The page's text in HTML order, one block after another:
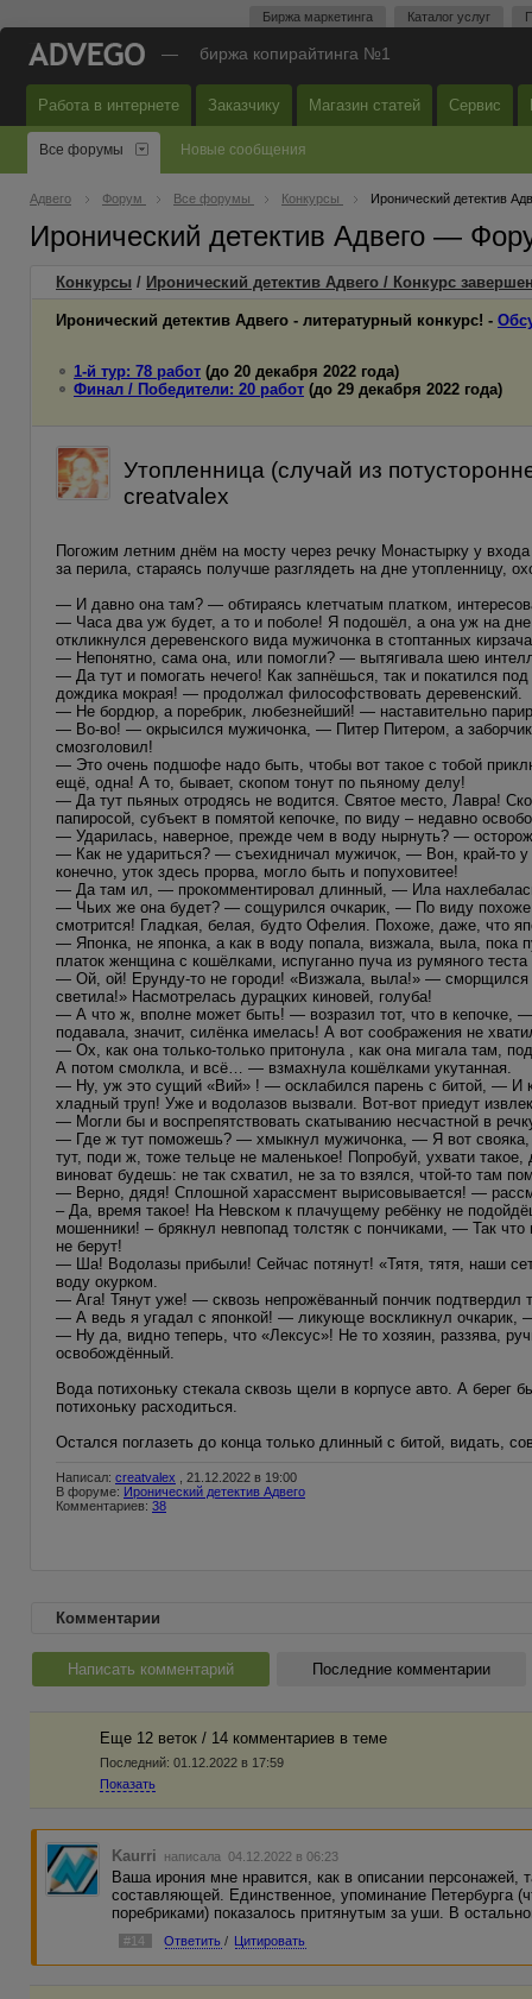
Биржа маркетинга Каталог услуг
— биржа копирайтинга №1
Работа в интернете Заказчику Магазин статей Сервис
Все форумы Новые сообщения
Адвего Форум Все форумы Конкурсы Иронический детектив
Иронический детектив Адвего —
Конкурсы / Иронический детектив Адвего / Конкурс
Иронический детектив Адвего - литературный конкурс! -
1-й тур: 78 работ (до 20 декабря 2022 года)
Финал / Победители: 20 работ (до 29 декабря 2022 года)
Утопленница (случай из
creatvalex
Погожим летним днём на мосту через речку Монастырку у
за перила, стараясь получше разглядеть на дне утопленницу,
— И давно она там? — обтираясь клетчатым платком,
— Часа два уж будет, а то и поболе! Я подошёл, а она уж на
откликнулся деревенского вида мужичонка в стоптанных
— Непонятно, сама она, или помогли? — вытягивала шею
— Да тут и помогать нечего! Как запнёшься, так и покатился
дождика мокрая! — продолжал философствовать деревенский.
— Не бордюр, а поребрик, любезнейший! — наставительно
— Во-во! — окрысился мужичонка, — Питер Питером, а заборчик
смозголовил!
— Это очень подшофе надо быть, чтобы вот такое с тобой
ещё, одна! А то, бывает, скопом тонут по пьяному делу!
— Да тут пьяных отродясь не водится. Святое место, Лавра!
папиросой, субъект в помятой кепочке, по виду – недавно
— Ударилась, наверное, прежде чем в воду нырнуть? —
— Как не удариться? — съехидничал мужичок, — Вон, край-то у
конечно, уток здесь прорва, могло быть и попуховитее!
— Да там ил, — прокомментировал длинный, — Ила
— Чьих же она будет? — сощурился очкарик, — По виду похоже
смотрится! Гладкая, белая, будто Офелия. Похоже, даже, что
— Японка, не японка, а как в воду попала, визжала, выла, пока
платок женщина с кошёлками, испуганно пуча из румяного
— Ой, ой! Ерунду-то не городи! «Визжала, выла!» —
светила!» Насмотрелась дурацких киновей, голуба!
— А что ж, вполне может быть! — возразил тот, что в кепочке,
подавала, значит, силёнка имелась! А вот соображения не
— Ох, как она только-только притонула , как она мигала там,
А потом смолкла, и всё… — взмахнула кошёлками укутанная.
— Ну, уж это сущий «Вий» ! — осклабился парень с битой, — И
хладный труп! Уже и водолазов вызвали. Вот-вот приедут
— Могли бы и воспрепятствовать скатыванию несчастной в
— Где ж тут поможешь? — хмыкнул мужичонка, — Я вот свояка,
тут, поди ж, тоже тельце не маленькое! Попробуй, ухвати
виноват будешь: не так схватил, не за то взялся, чтой-то там
— Верно, дядя! Сплошной харассмент вырисовывается! —
– Да, время такое! На Невском к плачущему ребёнку не
мошенники! – брякнул невпопад толстяк с пончиками, — Так
не берут!
— Ша! Водолазы прибыли! Сейчас потянут! «Тятя, тятя, наши
воду окурком.
— Ага! Тянут уже! — сквозь непрожёванный пончик подтвердил
— А ведь я угадал с японкой! — ликующе воскликнул очкарик,
— Ну да, видно теперь, что «Лексус»! Не то хозяин, раззява,
освобождённый.
Вода потихоньку стекала сквозь щели в корпусе авто. А берег
потихоньку расходиться.
Остался поглазеть до конца только длинный с битой, видать,
Написал: creatvalex , 21.12.2022 в 19:00
В форуме: Иронический детектив Адвего
Комментариев: 38
Комментарии
Написать комментарий Последние комментарии
Еще 12 веток / 14 комментариев в темe
Последний: 01.12.2022 в 17:59
Показать
Kaurri написала 04.12.2022 в 06:23
Ваша ирония мне нравится, как в описании персонажей,
составляющей. Единственное, упоминание Петербурга
поребриками) показалось притянутым за уши. В
#14 Ответить / Цитировать